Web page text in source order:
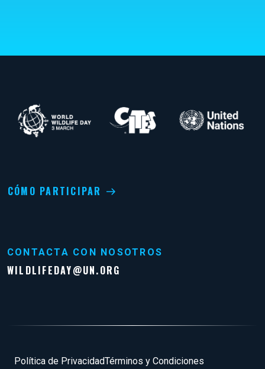
CÓMO PARTICIPAR
CONTACTA CON NOSOTROS
WILDLIFEDAY@UN.ORG
Política de PrivacidadTérminos y Condiciones